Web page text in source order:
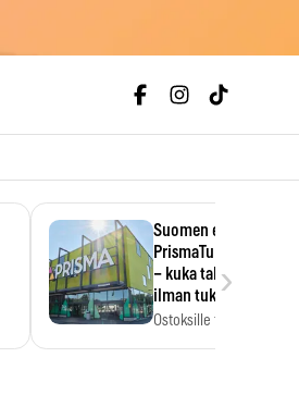
Suomen
PrismaTukku avautui
– kuka tahansa
ilman tukkukorttia
Ostoksille tarvitse
›